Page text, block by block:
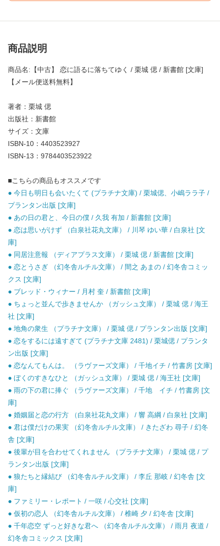
商品説明
商品名:【中古】 恋に語るに落ちてゆく / 栗城 偲 / 新書館 [文庫]
【メール便送料無料】
著者：栗城 偲
出版社：新書館
サイズ：文庫
ISBN-10：4403523927
ISBN-13：9784403523922
■こちらの商品もオススメです
● 今日も明日も会いたくて (プラチナ文庫) / 栗城偲、小嶋ララ子 /
プランタン出版 [文庫]
● あの日の君と、今日の僕 / 久我 有加 / 新書館 [文庫]
● 恋は思いがけず （白泉社花丸文庫） / 川琴 ゆい華 / 白泉社 [文
庫]
● 同居注意報 （ディアプラス文庫） / 栗城 偲 / 新書館 [文庫]
● 恋とうさぎ （幻冬舎ルチル文庫） / 間之 あまの / 幻冬舎コミッ
クス [文庫]
● ブレッド・ウィナー / 月村 奎 / 新書館 [文庫]
● ちょっと並んで歩きませんか （ガッシュ文庫） / 栗城 偲 / 海王
社 [文庫]
● 地角の衆生 （プラチナ文庫） / 栗城 偲 / プランタン出版 [文庫]
● 恋をするには遠すぎて (プラチナ文庫 2481) / 栗城偲 / プランタ
ン出版 [文庫]
● 恋なんてもんは。 （ラヴァーズ文庫） / 千地イチ / 竹書房 [文庫]
● ぼくのすきなひと （ガッシュ文庫） / 栗城 偲 / 海王社 [文庫]
● 雨の下の君に捧ぐ （ラヴァーズ文庫） / 千地 イチ / 竹書房 [文
庫]
● 婚姻届と恋の行方 （白泉社花丸文庫） / 響 高綱 / 白泉社 [文庫]
● 君は僕だけの果実 （幻冬舎ルチル文庫） / きたざわ 尋子 / 幻冬
舎 [文庫]
● 後輩が目を合わせてくれません （プラチナ文庫） / 栗城 偲 / プ
ランタン出版 [文庫]
● 狼たちと縁結び （幻冬舎ルチル文庫） / 李丘 那岐 / 幻冬舎 [文
庫]
● ファミリー・レポート / 一咲 / 心交社 [文庫]
● 仮初の恋人 （幻冬舎ルチル文庫） / 椎崎 夕 / 幻冬舎 [文庫]
● 千年恋空 ずっと好きな君へ （幻冬舎ルチル文庫） / 雨月 夜道 /
幻冬舎コミックス [文庫]